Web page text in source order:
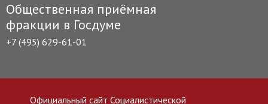
Общественная приёмная
фракции в Госдуме
+7 (495) 629-61-01
Официальный сайт Социалистической